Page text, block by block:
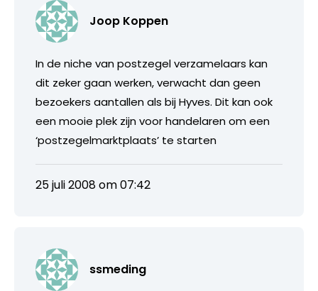
Joop Koppen
In de niche van postzegel verzamelaars kan
dit zeker gaan werken, verwacht dan geen
bezoekers aantallen als bij Hyves. Dit kan ook
een mooie plek zijn voor handelaren om een
‘postzegelmarktplaats’ te starten
25 juli 2008 om 07:42
ssmeding